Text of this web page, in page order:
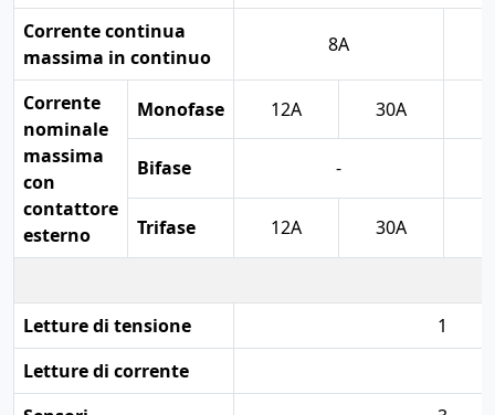
Corrente continua
massima in continuo
8A
Corrente
nominale
massima
con
contattore
esterno
Monofase 12A 30A
Bifase -
Trifase 12A 30A
Letture di tensione
1
Letture di corrente